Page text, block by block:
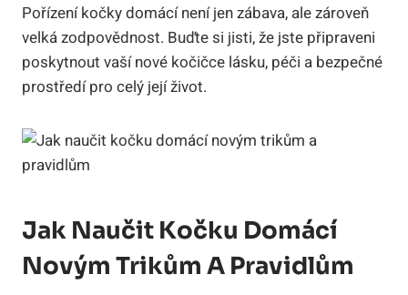
Pořízení kočky domácí není jen zábava, ale zároveň
velká zodpovědnost. Buďte si jisti, že jste připraveni
poskytnout vaší nové kočičce lásku, péči a bezpečné
prostředí pro celý její život.
Jak Naučit Kočku Domácí
Novým Trikům A Pravidlům